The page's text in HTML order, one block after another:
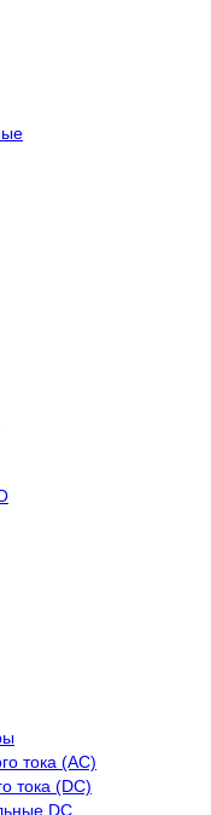
тока (AC)
тока (DC)
DC